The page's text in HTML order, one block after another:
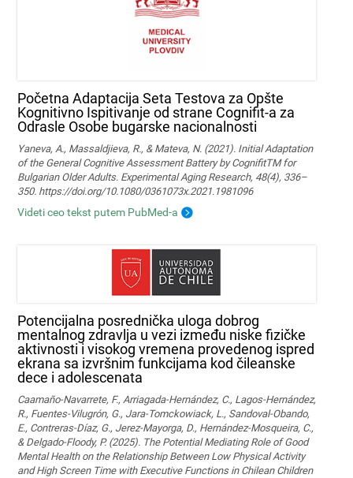
Početna Adaptacija Seta Testova za Opšte
Kognitivno Ispitivanje od strane Cognifit-a za
Odrasle Osobe bugarske nacionalnosti
Yaneva, A., Massaldjieva, R., & Mateva, N. (2021). Initial Adaptation
of the General Cognitive Assessment Battery by CognifitTM for
Bulgarian Older Adults. Experimental Aging Research, 48(4), 336–
350. https://doi.org/10.1080/0361073x.2021.1981096
Videti ceo tekst putem PubMed-a
Potencijalna posrednička uloga dobrog
mentalnog zdravlja u vezi između niske fizičke
aktivnosti i visokog vremena provedenog ispred
ekrana sa izvršnim funkcijama kod čileanske
dece i adolescenata
Caamaño-Navarrete, F., Arriagada-Hernández, C., Lagos-Hernández,
R., Fuentes-Vilugrón, G., Jara-Tomckowiack, L., Sandoval-Obando,
E., Contreras-Díaz, G., Jerez-Mayorga, D., Hernández-Mosqueira, C.,
& Delgado-Floody, P. (2025). The Potential Mediating Role of Good
Mental Health on the Relationship Between Low Physical Activity
and High Screen Time with Executive Functions in Chilean Children